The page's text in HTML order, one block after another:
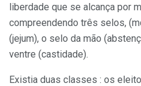
liberdade que se alcança por
compreendendo três selos,
(jejum), o selo da mão
ventre (castidade).
Existia duas classes : os